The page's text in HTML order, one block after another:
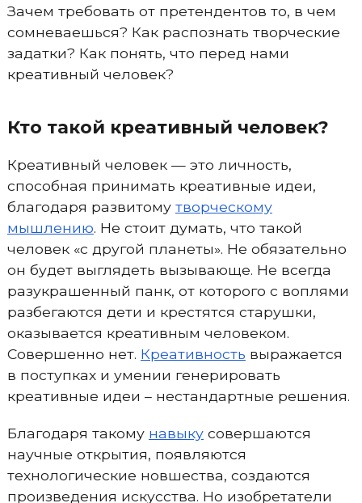
Зачем требовать от претендентов то, в чем
сомневаешься? Как распознать творческие
задатки? Как понять, что перед нами
креативный человек?
Кто такой креативный человек?
Креативный человек — это личность,
способная принимать креативные идеи,
благодаря развитому творческому
мышлению. Не стоит думать, что такой
человек «с другой планеты». Не обязательно
он будет выглядеть вызывающе. Не всегда
разукрашенный панк, от которого с воплями
разбегаются дети и крестятся старушки,
оказывается креативным человеком.
Совершенно нет. Креативность выражается
в поступках и умении генерировать
креативные идеи – нестандартные решения.
Благодаря такому навыкусовершаются
научные открытия, появляются
технологические новшества, создаются
произведения искусства. Но изобретатели